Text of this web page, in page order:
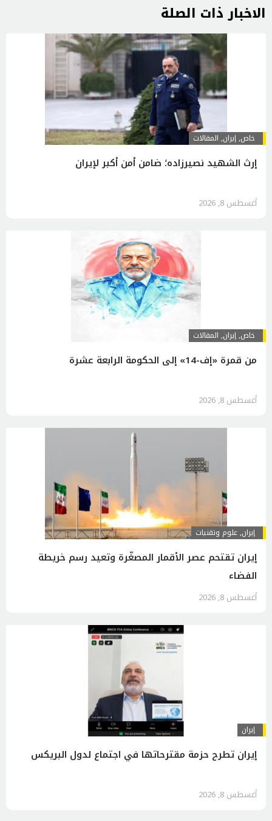
الاخبار ذات الصلة
خاص,إيران, المقالات
إرث الشهيد نصيرزاده؛ ضامن أمن أكبر لإيران
أغسطس 8, 2026
خاص,إيران, المقالات
من قمرة «إف-14» إلى الحكومة الرابعة عشرة
أغسطس 8, 2026
إيران,علوم وتقنيات
إيران تقتحم عصر الأقمار المصغّرة وتعيد رسم خريطة
الفضاء
أغسطس 8, 2026
إيران
إيران تطرح حزمة مقترحاتها في اجتماع لدول البريكس
أغسطس 8, 2026